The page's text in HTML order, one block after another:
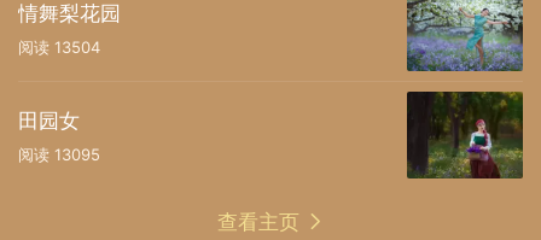
聆听，雨的旋律：触摸，风的拂过。用心灵去感受
情舞梨花园
阅读 13504
田园女
阅读 13095
查看主页